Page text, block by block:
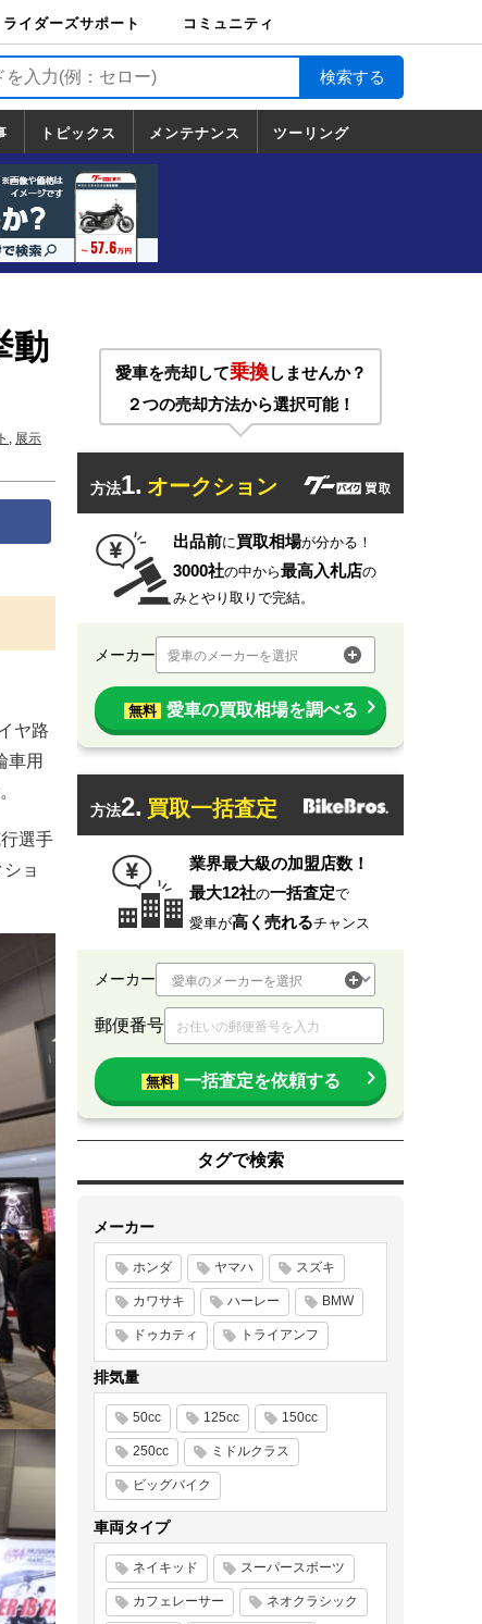
ライダーズサポート
ライダーズサポート
バイク輸送
バイクガレージライ
バイク車両保険
ロードサービス
バイク試乗
コミュニティ
トピックス
トピックス
一覧
ホンダ
ヤマハ
スズキ
カワサキ
ハーレーダ
ビッドソン
BMW
ドゥカティ
トライアン
フ
メンテナンス ツーリング
動
, 展示
ヤ路
車用
選手
ョ
愛車を売却して乗換しませんか？
２つの売却方法から選択可能！
方法1. オークション
出品前に買取相場が分かる！
3000社の中から最高入札店の
みとやり取りで完結。
メーカー 愛車のメーカーを選択
無料 愛車の買取相場を調べる
方法2. 買取一括査定
業界最大級の加盟店数！
最大12社の一括査定で
愛車が高く売れるチャンス
メーカー
郵便番号
無料 一括査定を依頼する
タグで検索
メーカー
ホンダ ヤマハ スズキ
カワサキ ハーレー BMW
ドゥカティ トライアンフ
排気量
50cc 125cc 150cc
250cc ミドルクラス
ビッグバイク
車両タイプ
ネイキッド スーパースポーツ
カフェレーサー ネオクラシック